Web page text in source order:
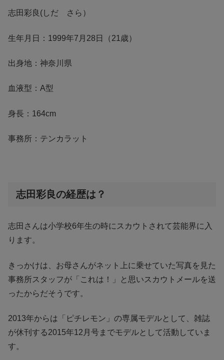
志田彩良(しだ さら）
生年月日：1999年7月28日（21歳）
出身地：神奈川県
血液型：A型
身長：164cm
事務所：テンカラット
志田彩良の経歴は？
志田さんは小学校6年生の時にスカウトされて芸能界に入
ります。
きっかけは、お母さんがネット上に乗せていた写真を見た
事務所スタッフが「これは！」と思いスカウトメールを送
ったからだそうです。
2013年からは「ピチレモン」の専属モデルとして、雑誌
が休刊する2015年12月号までモデルとして活動していま
す。